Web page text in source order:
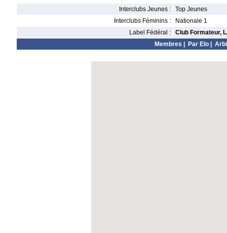
Interclubs Jeunes :
Top Jeunes
Interclubs Féminins :
Nationale 1
Label Fédéral :
Club Formateur,
Membres
Par Elo